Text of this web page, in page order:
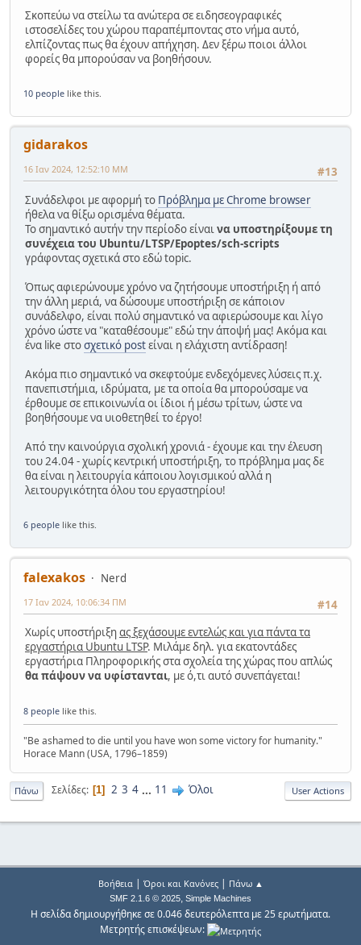
Σκοπεύω να στείλω τα ανώτερα σε ειδησεογραφικές
ιστοσελίδες του χώρου παραπέμποντας στο νήμα αυτό,
ελπίζοντας πως θα έχουν απήχηση. Δεν ξέρω ποιοι άλλοι
φορείς θα μπορούσαν να βοηθήσουν.
10 people like this.
gidarakos
#13
16 Ιαν 2024, 12:52:10 ΜΜ
Συνάδελφοι με αφορμή το Πρόβλημα με Chrome browser
ήθελα να θίξω ορισμένα θέματα.
Το σημαντικό αυτήν την περίοδο είναινα υποστηρίξουμε τη
συνέχεια του Ubuntu/LTSP/Epoptes/sch-scripts
γράφοντας σχετικά στο εδώ topic.
Όπως αφιερώνουμε χρόνο να ζητήσουμε υποστήριξη ή από
την άλλη μεριά, να δώσουμε υποστήριξη σε κάποιον
συνάδελφο, είναι πολύ σημαντικό να αφιερώσουμε και λίγο
χρόνο ώστε να "καταθέσουμε" εδώ την άποψή μας! Ακόμα και
ένα like στοσχετικό postείναι η ελάχιστη αντίδραση!
Ακόμα πιο σημαντικό να σκεφτούμε ενδεχόμενες λύσεις π.χ.
πανεπιστήμια, ιδρύματα, με τα οποία θα μπορούσαμε να
έρθουμε σε επικοινωνία οι ίδιοι ή μέσω τρίτων, ώστε να
βοηθήσουμε να υιοθετηθεί το έργο!
Από την καινούργια σχολική χρονιά - έχουμε και την έλευση
του 24.04 - χωρίς κεντρική υποστήριξη, το πρόβλημα μας δε
θα είναι η λειτουργία κάποιου λογισμικού αλλά η
λειτουργικότητα όλου του εργαστηρίου!
6 people like this.
falexakos
Nerd
#14
17 Ιαν 2024, 10:06:34 ΠΜ
Χωρίς υποστήριξηας ξεχάσουμε εντελώς και για πάντα τα
εργαστήρια Ubuntu LTSP. Μιλάμε δηλ. για εκατοντάδες
εργαστήρια Πληροφορικής στα σχολεία της χώρας που απλώς
θα πάψουν να υφίστανται, με ό,τι αυτό συνεπάγεται!
8 people like this.
"Be ashamed to die until you have won some victory for humanity."
Horace Mann (USA, 1796–1859)
Πάνω Σελίδες 1 2 3 4 ... 11 Όλοι User Actions
Βοήθεια| Όροι και Κανόνες| Πάνω ▲
SMF 2.1.6 © 2025, Simple Machines
Η σελίδα δημιουργήθηκε σε 0.046 δευτερόλεπτα με 25 ερωτήματα.
Μετρητής επισκέψεων: